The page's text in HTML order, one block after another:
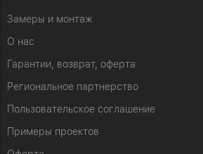
Замеры и монтаж
О нас
Гарантии, возврат, оферта
Региональное партнерство
Пользовательское соглашение
Примеры проектов